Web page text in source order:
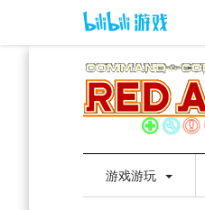
游戏游玩